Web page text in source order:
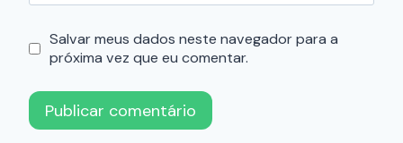
Salvar meus dados neste navegador para a
próxima vez que eu comentar.